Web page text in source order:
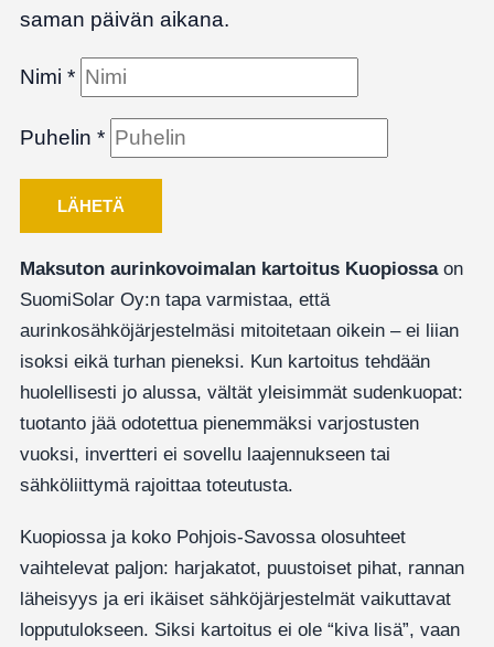
saman päivän aikana.
Nimi *
Puhelin *
LÄHETÄ
Maksuton aurinkovoimalan kartoitus Kuopiossaon
SuomiSolar Oy:n tapa varmistaa, että
aurinkosähköjärjestelmäsi mitoitetaan oikein – ei liian
isoksi eikä turhan pieneksi. Kun kartoitus tehdään
huolellisesti jo alussa, vältät yleisimmät sudenkuopat:
tuotanto jää odotettua pienemmäksi varjostusten
vuoksi, invertteri ei sovellu laajennukseen tai
sähköliittymä rajoittaa toteutusta.
Kuopiossa ja koko Pohjois-Savossa olosuhteet
vaihtelevat paljon: harjakatot, puustoiset pihat, rannan
läheisyys ja eri ikäiset sähköjärjestelmät vaikuttavat
lopputulokseen. Siksi kartoitus ei ole “kiva lisä”, vaan